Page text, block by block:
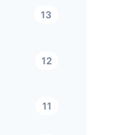
13
12
11